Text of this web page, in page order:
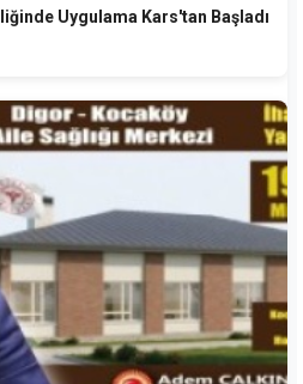
Uygulama Kars'tan Başladı